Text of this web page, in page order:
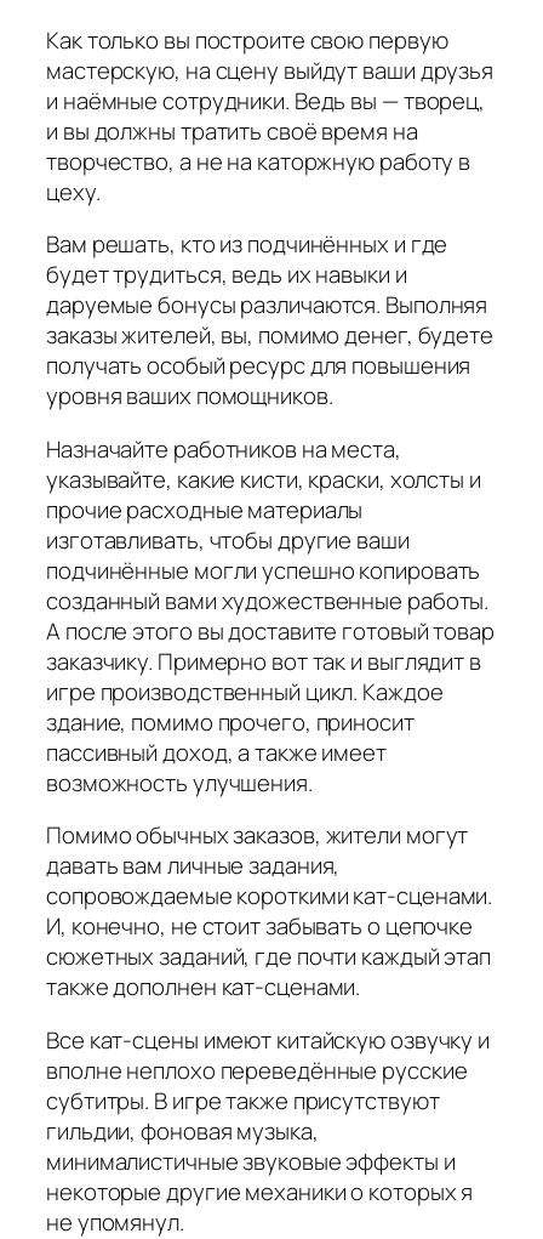
Как только вы построите свою первую
мастерскую, на сцену выйдут ваши друзья
и наёмные сотрудники. Ведь вы — творец,
и вы должны тратить своё время на
творчество, а не на каторжную работу в
цеху.
Вам решать, кто из подчинённых и где
будет трудиться, ведь их навыки и
даруемые бонусы различаются. Выполняя
заказы жителей, вы, помимо денег, будете
получать особый ресурс для повышения
уровня ваших помощников.
Назначайте работников на места,
указывайте, какие кисти, краски, холсты и
прочие расходные материалы
изготавливать, чтобы другие ваши
подчинённые могли успешно копировать
созданный вами художественные работы.
А после этого вы доставите готовый товар
заказчику. Примерно вот так и выглядит в
игре производственный цикл. Каждое
здание, помимо прочего, приносит
пассивный доход, а также имеет
возможность улучшения.
Помимо обычных заказов, жители могут
давать вам личные задания,
сопровождаемые короткими кат-сценами.
И, конечно, не стоит забывать о цепочке
сюжетных заданий, где почти каждый этап
также дополнен кат-сценами.
Все кат-сцены имеют китайскую озвучку и
вполне неплохо переведённые русские
субтитры. В игре также присутствуют
гильдии, фоновая музыка,
минималистичные звуковые эффекты и
некоторые другие механики о которых я
не упомянул.